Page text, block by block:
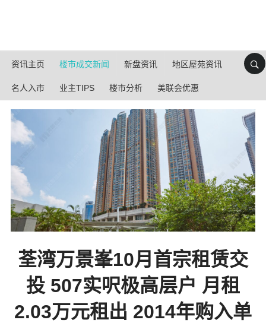
资讯主页 楼市成交新闻 新盘资讯 地区屋苑资讯
名人入市 业主TIPS 楼市分析 美联会优惠
荃湾万景峯10月首宗租赁交
投 507实呎极高层户 月租
2.03万元租出 2014年购入单